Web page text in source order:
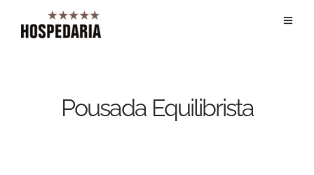
Pousada Equilibrista